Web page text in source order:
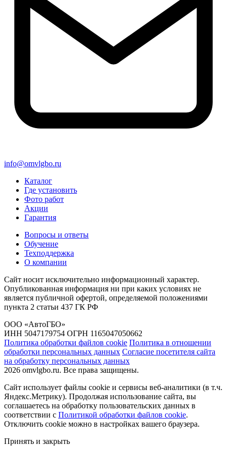
info@omvlgbo.ru
Каталог
Где установить
Фото работ
Акции
Гарантия
Вопросы и ответы
Обучение
Техподдержка
О компании
Сайт носит исключительно информационный характер.
Опубликованная информация ни при каких условиях не
является публичной офертой, определяемой положениями
пункта 2 статьи 437 ГК РФ
ООО «АвтоГБО»
ИНН 5047179754 ОГРН 1165047050662
Политика обработки файлов cookie Политика в отношении
обработки персональных данных Согласие посетителя сайта
на обработку персональных данных
2026 omvlgbo.ru. Все права защищены.
Сайт использует файлы cookie и сервисы веб-аналитики (в т.ч.
Яндекс.Метрику). Продолжая использование сайта, вы
соглашаетесь на обработку пользовательских данных в
соответствии с Политикой обработки файлов cookie.
Отключить cookie можно в настройках вашего браузера.
Принять и закрыть